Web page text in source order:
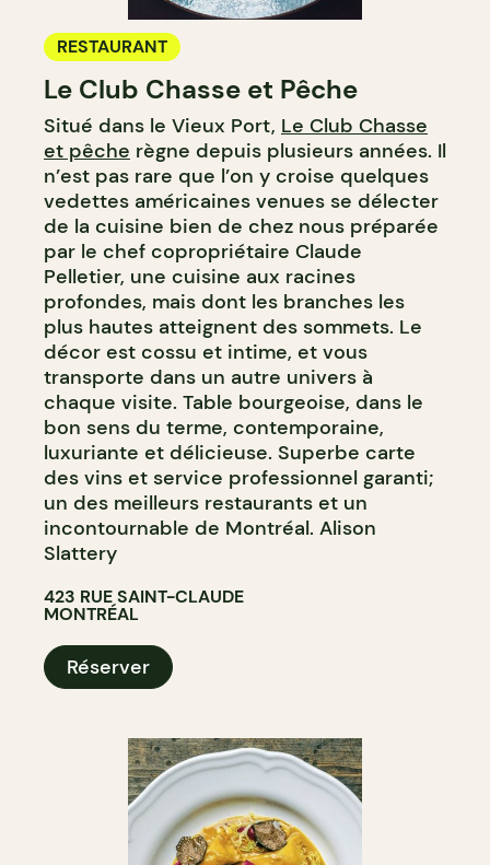
RESTAURANT
Le Club Chasse et Pêche
Situé dans le Vieux Port, Le Club Chasse
et pêche règne depuis plusieurs années. Il
n’est pas rare que l’on y croise quelques
vedettes américaines venues se délecter
de la cuisine bien de chez nous préparée
par le chef copropriétaire Claude
Pelletier, une cuisine aux racines
profondes, mais dont les branches les
plus hautes atteignent des sommets. Le
décor est cossu et intime, et vous
transporte dans un autre univers à
chaque visite. Table bourgeoise, dans le
bon sens du terme, contemporaine,
luxuriante et délicieuse. Superbe carte
des vins et service professionnel garanti;
un des meilleurs restaurants et un
incontournable de Montréal. Alison
Slattery
423 RUE SAINT-CLAUDE
MONTRÉAL
Réserver